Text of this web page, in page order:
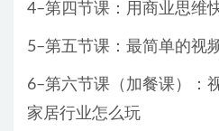
4–第四节课：用商业思维
5–第五节课：最简单的视
6–第六节课（加餐课）：
家居行业怎么玩